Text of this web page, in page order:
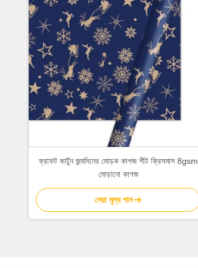
ক্রাফট কার্টুন জন্মদিনের মোড়ক কাগজ শীট ক্রিসমাস 8gsm
মোড়ানো কাগজ
সেরা মূল্য পান